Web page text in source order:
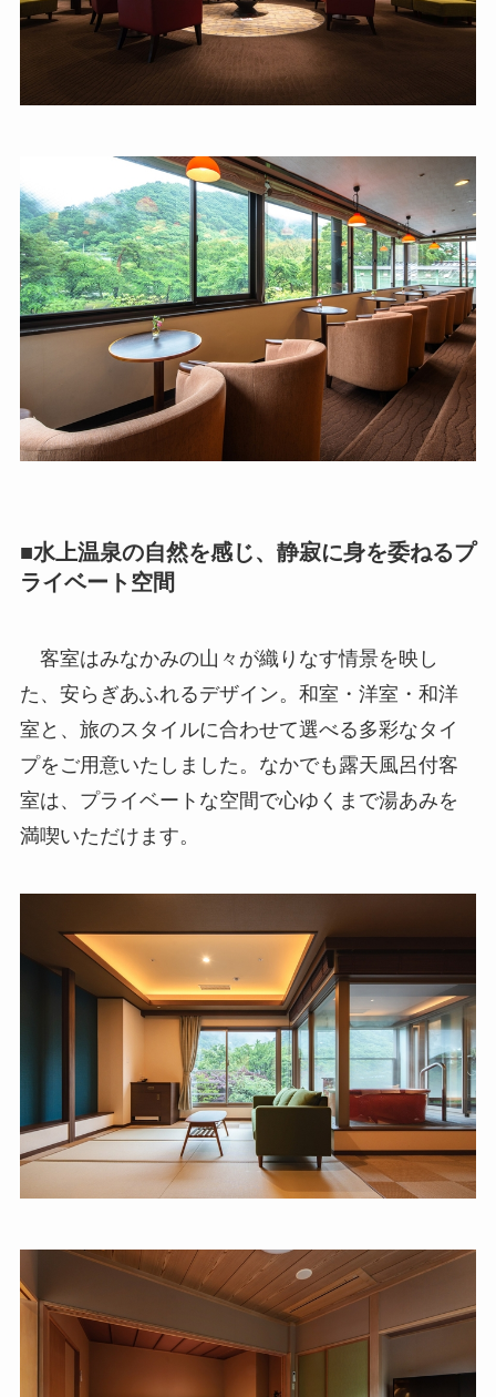
■水上温泉の自然を感じ、静寂に身を委ねるプ
ライベート空間
客室はみなかみの山々が織りなす情景を映し
た、安らぎあふれるデザイン。和室・洋室・和洋
室と、旅のスタイルに合わせて選べる多彩なタイ
プをご用意いたしました。なかでも露天風呂付客
室は、プライベートな空間で心ゆくまで湯あみを
満喫いただけます。